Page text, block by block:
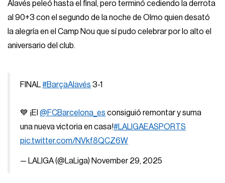
Alavés peleó hasta el final, pero terminó cediendo la derrota
al 90+3 con el segundo de la noche de Olmo quien desató
la alegría en el Camp Nou que sí pudo celebrar por lo alto el
aniversario del club.
FINAL#BarçaAlavés 3-1
💙 ¡El@FCBarcelona_es consiguió remontar y suma
una nueva victoria en casa!#LALIGAEASPORTS
pic.twitter.com/NVkf8QCZ6W
— LALIGA (@LaLiga) November 29, 2025